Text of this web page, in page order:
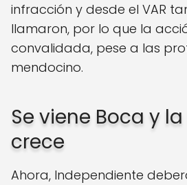
infracción y desde el VAR
llamaron, por lo que la
convalidada, pese a las
mendocino.
Se viene Boca y
crece
Ahora, Independiente